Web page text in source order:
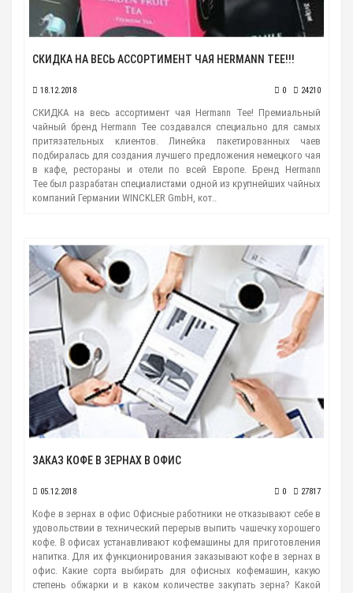
СКИДКА НА ВЕСЬ АССОРТИМЕНТ ЧАЯ HERMANN TEE!!!
18.12.2018 0 24210
СКИДКА на весь ассортимент чая Hermann Tee! Премиальный
чайный бренд Hermann Tee создавался специально для самых
притязательных клиентов. Линейка пакетированных чаев
подбиралась для создания лучшего предложения немецкого чая
в кафе, рестораны и отели по всей Европе. Бренд Hermann
Tee был разрабатан специалистами одной из крупнейших чайных
компаний Германии WINCKLER GmbH, кот..
ЗАКАЗ КОФЕ В ЗЕРНАХ В ОФИС
05.12.2018 0 27817
Кофе в зернах в офис Офисные работники не отказывают себе в
удовольствии в технический перерыв выпить чашечку хорошего
кофе. В офисах устанавливают кофемашины для приготовления
напитка. Для их функционирования заказывают кофе в зернах в
офис. Какие сорта выбирать для офисных кофемашин, какую
степень обжарки и в каком количестве закупать зерна? Какой